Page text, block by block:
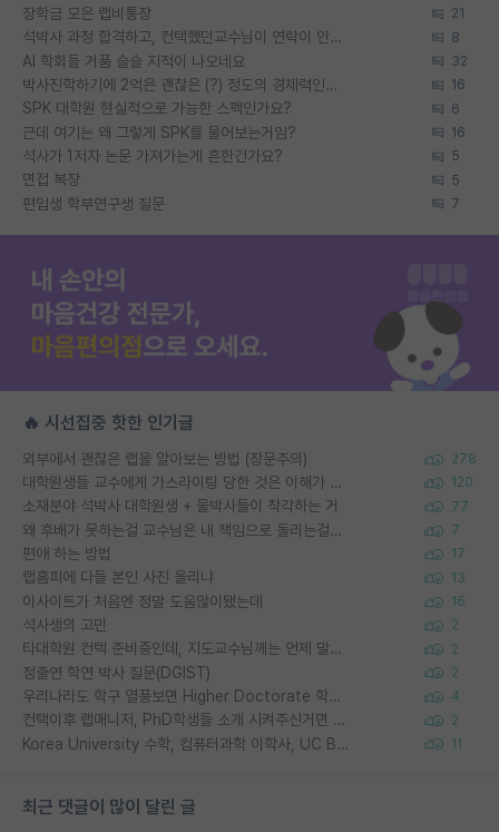
장학금 모은 랩비통장 21
석박사 과정 합격하고, 컨택했던교수님이 연락이 안됩니다... 8
AI 학회들 거품 슬슬 지적이 나오네요 32
박사진학하기에 2억은 괜찮은 (?) 정도의 경제력인가요 16
SPK 대학원 현실적으로 가능한 스펙인가요? 6
근데 여기는 왜 그렇게 SPK를 물어보는거임? 16
석사가 1저자 논문 가져가는게 흔한건가요? 5
면접 복장 5
편입생 학부연구생 질문 7
🔥 시선집중 핫한 인기글
외부에서 괜찮은 랩을 알아보는 방법 (장문주의) 278
대학원생들 교수에게 가스라이팅 당한 것은 이해가 갑니다. 안타깝네요. 120
소재분야 석박사 대학원생 + 물박사들이 착각하는 거 77
왜 후배가 못하는걸 교수님은 내 책임으로 돌리는걸까요? 7
편애 하는 방법 17
랩홈피에 다들 본인 사진 올리냐 13
이사이트가 처음엔 정말 도움많이됐는데 16
석사생의 고민 2
타대학원 컨텍 준비중인데, 지도교수님께는 언제 말씀드려야 할까요? 2
정출연 학연 박사 질문(DGIST) 2
우리나라도 학구 열풍보면 Higher Doctorate 학위가 필요하다고 봅니다. 4
컨택이후 랩매니저, PhD학생들 소개 시켜주신거면 거의 컨펌에 가깝나요? 2
Korea University 수학, 컴퓨터과학 이학사, UC Berkeley 산업공학 대학원 공학박사가 되는 것은 쉽지 않겠죠? 11
최근 댓글이 많이 달린 글